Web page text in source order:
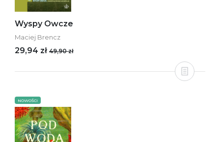
Wyspy Owcze
Maciej Brencz
29,94 zł 49,90 zł
NOWOŚCI